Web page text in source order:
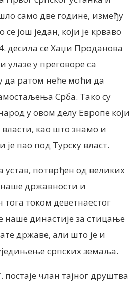
само две године, између
још један, који је крваво
десила се Хаџи Проданова
улазе у преговоре са
да ратом неће моћи да
Срба. Тако су
у овом делу Европе који
као што знамо и
пао под Турску власт.
устав, потврђен од великих
наше државности и
током деветнаестог
наше династије за стицање
државе, али што је и
српских земаља.
члан тајног друштва